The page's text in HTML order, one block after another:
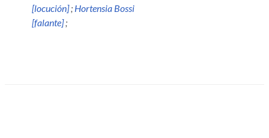
[locución]; Hortensia Bossi
[falante];